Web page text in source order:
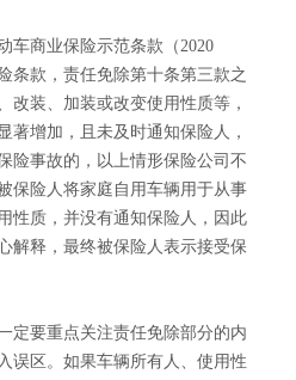
车商业保险示范条款（2020
条款，责任免除第十条第三款之
改装、加装或改变使用性质等，
著增加，且未及时通知保险人，
险事故的，以上情形保险公司不
保险人将家庭自用车辆用于从事
性质，并没有通知保险人，因此
解释，最终被保险人表示接受保
定要重点关注责任免除部分的内
误区。如果车辆所有人、使用性